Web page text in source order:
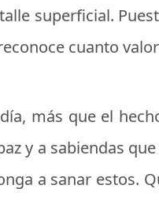
superficial.
cuanto
más que el
y a sabiendas
a sanar estos.